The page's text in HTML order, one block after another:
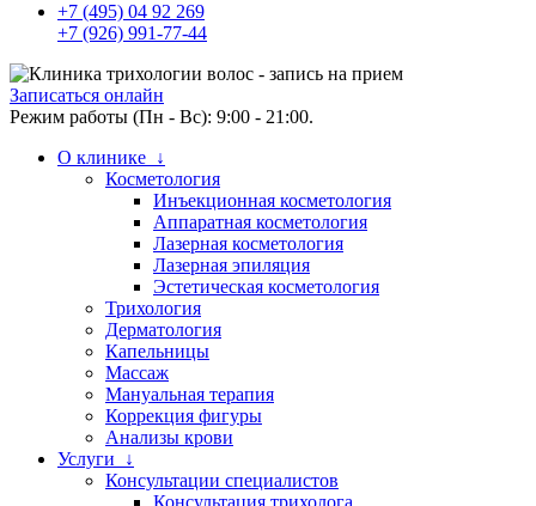
+7 (495) 04 92 269
+7 (926) 991-77-44
Записаться онлайн
Режим работы (Пн - Вс): 9:00 - 21:00.
О клинике ↓
Косметология
Инъекционная косметология
Аппаратная косметология
Лазерная косметология
Лазерная эпиляция
Эстетическая косметология
Трихология
Дерматология
Капельницы
Массаж
Мануальная терапия
Коррекция фигуры
Анализы крови
Услуги ↓
Консультации специалистов
Консультация трихолога